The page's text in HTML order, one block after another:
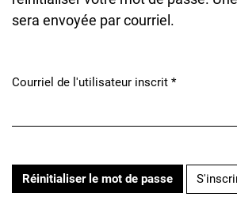
sera envoyée par courriel.
Courriel de l'utilisateur inscrit *
Réinitialiser le mot de passe